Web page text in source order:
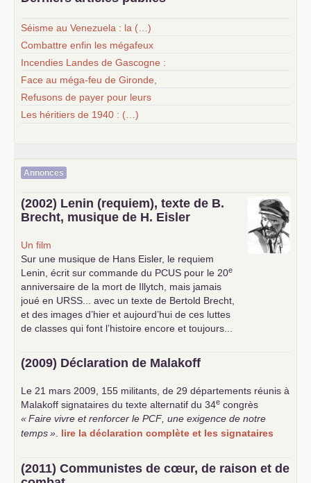
Séisme au Venezuela : la (…)
Combattre enfin les mégafeux
Incendies Landes de Gascogne :
Face au méga-feu de Gironde,
Refusons de payer pour leurs
Les héritiers de 1940 : (…)
Annonces
(2002) Lenin (requiem), texte de B.
Brecht, musique de H. Eisler
Un film
Sur une musique de Hans Eisler, le requiem
Lenin, écrit sur commande du PCUS pour le 20e
anniversaire de la mort de Illytch, mais jamais
joué en URSS ... avec un texte de Bertold Brecht,
et des images d’hier et aujourd’hui de ces luttes
de classes qui font l’histoire encore et toujours...
(2009) Déclaration de Malakoff
Le 21 mars 2009, 155 militants, de 29 départements réunis à
Malakoff signataires du texte alternatif du 34e congrès
«Faire vivre et renforcer le PCF , une exigence de notre
temps» lire la déclaration complète et les signataires
(2011) Communistes de cœur, de raison et de